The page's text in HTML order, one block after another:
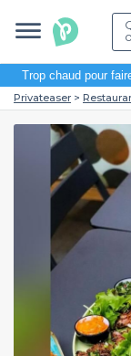
Trop chaud pour
Privateaser